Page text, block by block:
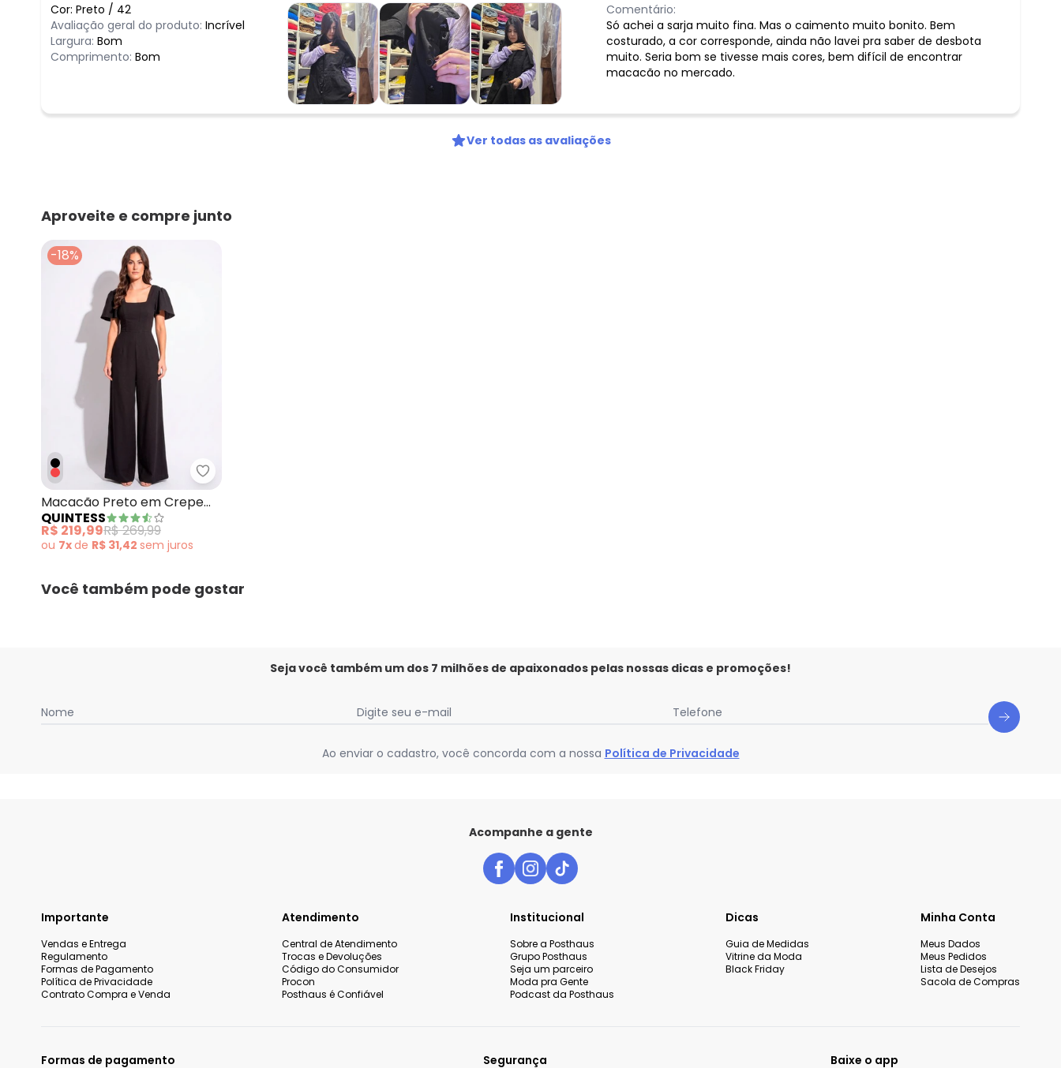
Cor: Preto / 42
Avaliação geral do produto: Incrível
Largura: Bom
Comprimento: Bom
Comentário:
Só achei a sarja muito fina. Mas o caimento muito bonito. Bem
costurado, a cor corresponde, ainda não lavei pra saber de desbota
muito. Seria bom se tivesse mais cores, bem difícil de encontrar
macacão no mercado.
Ver todas as avaliações
Aproveite e compre junto
-18%
Quintess - Macacão Preto em Crepe Plano
Macacão Preto em Crepe
Plano
QUINTESS
R$ 219,99R$ 269,99
ou 7xde R$ 31,42 sem juros
Você também pode gostar
Seja você também um dos 7 milhões de apaixonados pelas nossas dicas e promoções!
Nome Digite seu e-mail Telefone
Ao enviar o cadastro, você concorda com a nossa Política de Privacidade
Acompanhe a gente
Importante
Vendas e Entrega
Regulamento
Formas de Pagamento
Política de Privacidade
Contrato Compra e Venda
Atendimento
Central de Atendimento
Trocas e Devoluções
Código do Consumidor
Procon
Posthaus é Confiável
Institucional
Sobre a Posthaus
Grupo Posthaus
Seja um parceiro
Moda pra Gente
Podcast da Posthaus
Dicas
Guia de Medidas
Vitrine da Moda
Black Friday
Minha Conta
Meus Dados
Meus Pedidos
Lista de Desejos
Sacola de Compras
Formas de pagamento Segurança Baixe o app